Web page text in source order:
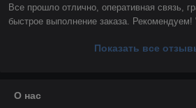
Все прошло отлично, оперативная связь,
быстрое выполнение заказа. Рекомендуем!
Показать все
О нас